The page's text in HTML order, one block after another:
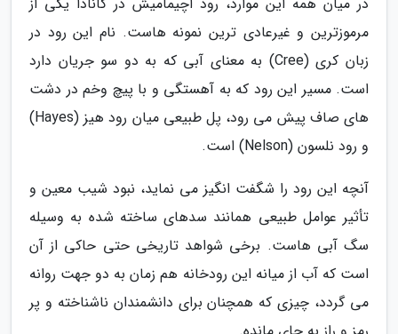
مرموزترین و غیرعادی ترین نمونه هاست. نام این رود در
زبان کری (Cree) به معنای آبی که به دو سو جریان دارد
است. مسیر این رود که به آهستگی و با پیچ وخم در دشت
های صاف پیش می رود، پل طبیعی میان رود هیز (Hayes)
و رود نلسون (Nelson) است.
آنچه این رود را شگفت انگیز می نماید، نبود شیب معین و
تأثیر عوامل طبیعی همانند سدهای ساخته شده به وسیله
سگ آبی هاست. برخی شواهد تاریخی حتی حاکی از آن
است که آب از میانه این رودخانه هم زمان به دو جهت روانه
می گردد، چیزی که همچنان برای دانشمندان ناشناخته و پر